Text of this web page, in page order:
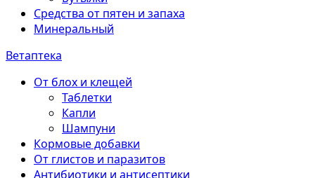
Средства от пятен и запаха
Минеральный
Ветаптека
От блох и клещей
Таблетки
Капли
Шампуни
Кормовые добавки
От глистов и паразитов
Антибиотики и антисептики